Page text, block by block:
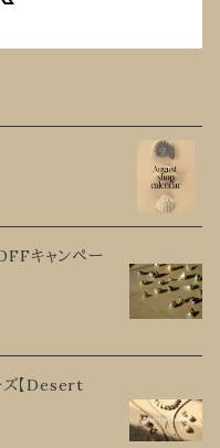
キャンペー
ズ【Desert